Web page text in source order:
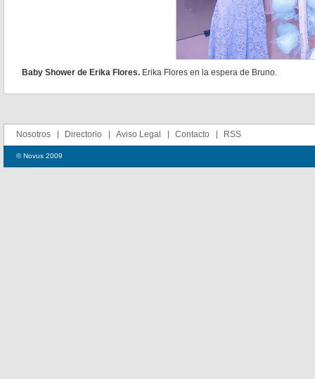
Baby Shower de Erika Flores. Erika Flores en la espera de Bruno.
Nosotros Directorio Aviso Legal Contacto RSS
© Novus 2009